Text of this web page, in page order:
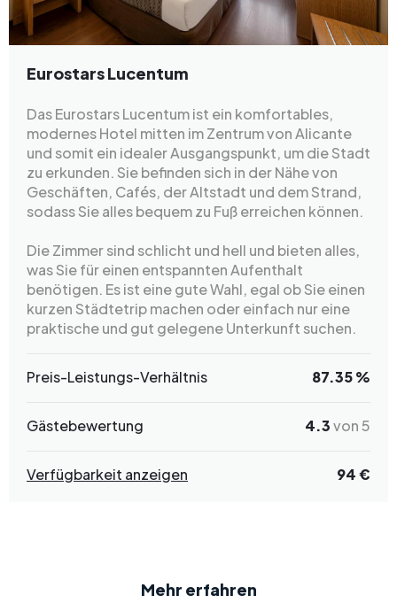
Eurostars Lucentum
Das Eurostars Lucentum ist ein komfortables,
modernes Hotel mitten im Zentrum von Alicante
und somit ein idealer Ausgangspunkt, um die Stadt
zu erkunden. Sie befinden sich in der Nähe von
Geschäften, Cafés, der Altstadt und dem Strand,
sodass Sie alles bequem zu Fuß erreichen können.
Die Zimmer sind schlicht und hell und bieten alles,
was Sie für einen entspannten Aufenthalt
benötigen. Es ist eine gute Wahl, egal ob Sie einen
kurzen Städtetrip machen oder einfach nur eine
praktische und gut gelegene Unterkunft suchen.
Preis-Leistungs-Verhältnis 87.35 %
Gästebewertung 4.3von 5
Verfügbarkeit anzeigen 94 €
Mehr erfahren